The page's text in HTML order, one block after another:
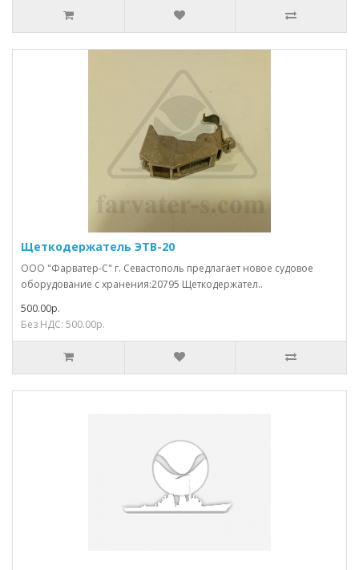
Щеткодержатель ЭТВ-20
ООО "Фарватер-С" г. Севастополь предлагает новое судовое
оборудование с хранения:20795 Щеткодержател..
500.00р.
Без НДС: 500.00р.